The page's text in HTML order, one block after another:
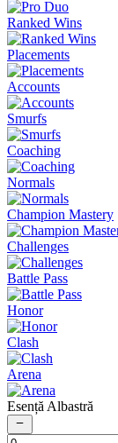
Ranked Wins
Placements
Accounts
Smurfs
Coaching
Normals
Champion Mastery
Challenges
Battle Pass
Honor
Clash
Arena
Esență Albastră